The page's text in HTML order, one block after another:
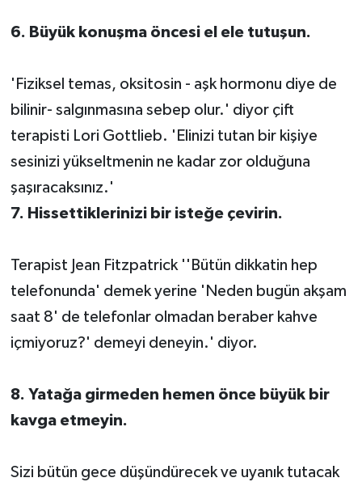
6. Büyük konuşma öncesi el ele tutuşun.
'Fiziksel temas, oksitosin - aşk hormonu diye de
bilinir- salgınmasına sebep olur.' diyor çift
terapisti Lori Gottlieb. 'Elinizi tutan bir kişiye
sesinizi yükseltmenin ne kadar zor olduğuna
şaşıracaksınız.'
7. Hissettiklerinizi bir isteğe çevirin.
Terapist Jean Fitzpatrick ''Bütün dikkatin hep
telefonunda' demek yerine 'Neden bugün akşam
saat 8' de telefonlar olmadan beraber kahve
içmiyoruz?' demeyi deneyin.' diyor.
8. Yatağa girmeden hemen önce büyük bir
kavga etmeyin.
Sizi bütün gece düşündürecek ve uyanık tutacak